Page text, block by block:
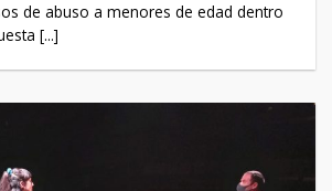
de abuso a menores de edad dentro
[...]